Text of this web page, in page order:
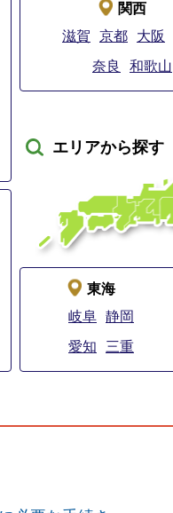
エリアから探す
東海
岐阜 静岡
愛知
三重
関西
滋賀
京都 大阪
奈良
和歌山